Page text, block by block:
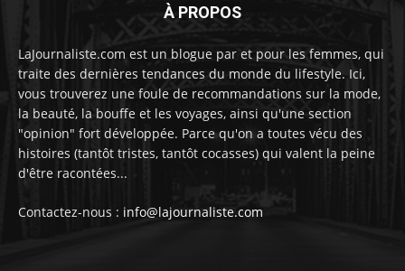
À PROPOS
LaJournaliste.com est un blogue par et pour les femmes, qui
traite des dernières tendances du monde du lifestyle. Ici,
vous trouverez une foule de recommandations sur la mode,
la beauté, la bouffe et les voyages, ainsi qu'une section
"opinion" fort développée. Parce qu'on a toutes vécu des
histoires (tantôt tristes, tantôt cocasses) qui valent la peine
d'être racontées...
Contactez-nous : info@lajournaliste.com